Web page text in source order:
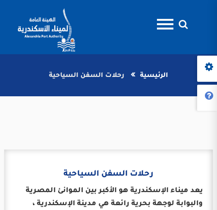
الرئيسية رحلات السفن السياحية
رحلات السفن السياحية
يعد ميناء الإسكندرية هو الأكبر بين الموانئ المصرية
والبوابة لوجهة بحرية رائعة هي مدينة الإسكندرية ،